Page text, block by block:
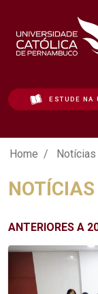
ESTUDE NA
Notícias -
Home Notícias
NOTÍCIAS
ANTERIORES A